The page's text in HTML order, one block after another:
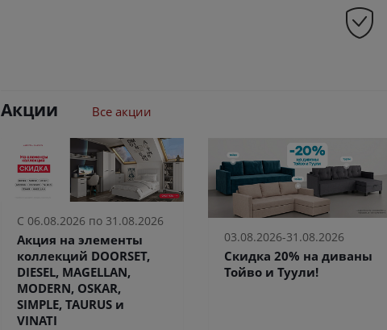
Акции Все акции
С 06.08.2026 по 31.08.2026
Акция на элементы
коллекций DOORSET,
DIESEL, MAGELLAN,
MODERN, OSKAR,
SIMPLE, TAURUS и
VINATI
03.08.2026-31.08.2026
Скидка 20% на диваны
Тойво и Туули!